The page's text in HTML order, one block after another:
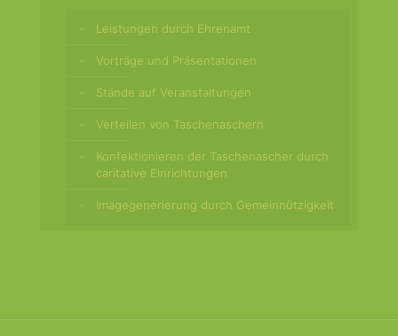
Leistungen durch Ehrenamt
Vorträge und Präsentationen
Stände auf Veranstaltungen
Verteilen von Taschenaschern
Konfektionieren der Taschenascher durch
caritative Einrichtungen
Imagegenerierung durch Gemeinnützigkeit